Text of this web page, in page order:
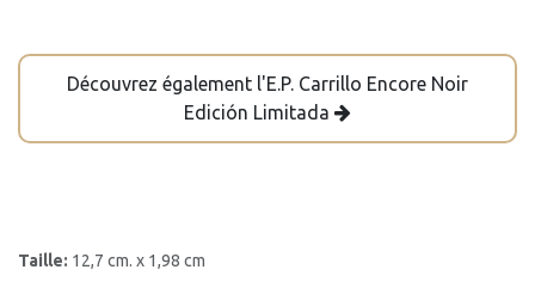
Découvrez également l'E.P. Carrillo Encore Noir
Edición Limitada
Taille: 12,7 cm. x 1,98 cm